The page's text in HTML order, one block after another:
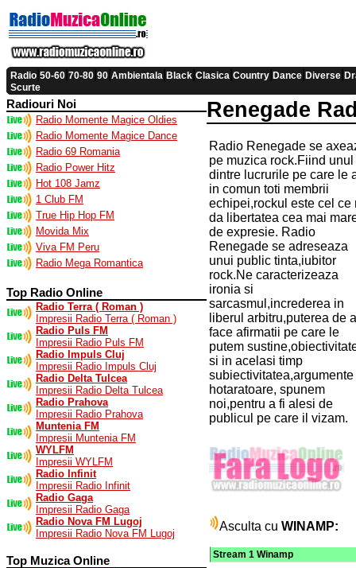
Radio 50-60 70-80 90 Ambientala Black Clasica Country Dance Diverse
Scurte
Radiouri Noi
Radio Momente Magice Oldies
Radio Momente Magice Dance
Radio 69 Romania
Radio Power Hitz
Hot 108 Jamz
1 Club FM
True Hip Hop FM
Movida Mix
Viva FM Peru
Radio Mega Romantica
Top Radio Online
Radio Terra ( Roman )
Impresii Radio Terra ( Roman )
Radio Puls FM
Impresii Radio Puls FM
Radio Impuls Cluj
Impresii Radio Impuls Cluj
Radio Delta Tulcea
Impresii Radio Delta Tulcea
Radio Prahova
Impresii Radio Prahova
Muntenia FM
Impresii Muntenia FM
WYLFM
Impresii WYLFM
Radio Infinit
Impresii Radio Infinit
Radio Gaga
Impresii Radio Gaga
Radio Nova FM Lugoj
Impresii Radio Nova FM Lugoj
Top Muzica Online
Renegade
Radio Renegade se
pe muzica rock.Fiind unul
dintre lucrurile pe care le
in comun toti membrii
echipei,rockul este cel ce
da libertatea cea mai
de expresie. Radio
Renegade se adreseaza
unui public tinta,iubitor
rock.Ne caracterizeaza
ironia si
sarcasmul,increderea in
liberul arbitru,puterea de a
face afirmatii pe care le
putem
si in acelasi timp
subiectivitatea,argumente
hotaratoare, spunem
noi,pentru a fi alesi de
publicul pe care il vizam.
Asculta cu WINAMP:
Stream 1 Winamp